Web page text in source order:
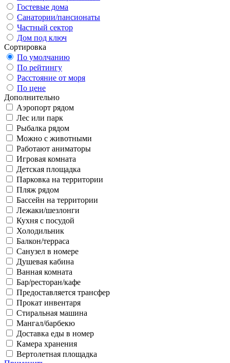
Гостевые дома
Санатории/пансионаты
Частный сектор
Дом под ключ
Сортировка
По умолчанию
По рейтингу
Расстояние от моря
По цене
Дополнительно
Аэропорт рядом
Лес или парк
Рыбалка рядом
Можно с животными
Работают аниматоры
Игровая комната
Детская площадка
Парковка на территории
Пляж рядом
Бассейн на территории
Лежаки/шезлонги
Кухня с посудой
Холодильник
Балкон/терраса
Санузел в номере
Душевая кабина
Ванная комната
Бар/ресторан/кафе
Предоставляется трансфер
Прокат инвентаря
Стиральная машина
Мангал/барбекю
Доставка еды в номер
Камера хранения
Вертолетная площадка